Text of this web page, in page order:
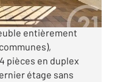
Arènes de
entièrement
pièces en duplex
étage sans